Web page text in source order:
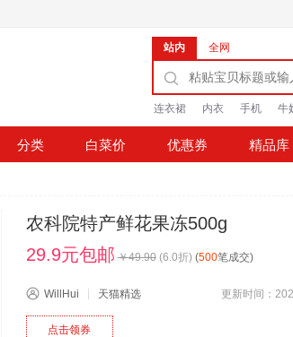
站内 全网
连衣裙 内衣 手机 牛
分类 白菜价 优惠券 精品库
农科院特产鲜花果冻500g
29.9元包邮 ￥49.90 (6.0折) (500笔成交)
WillHui 天猫精选 更新时间：
点击领券